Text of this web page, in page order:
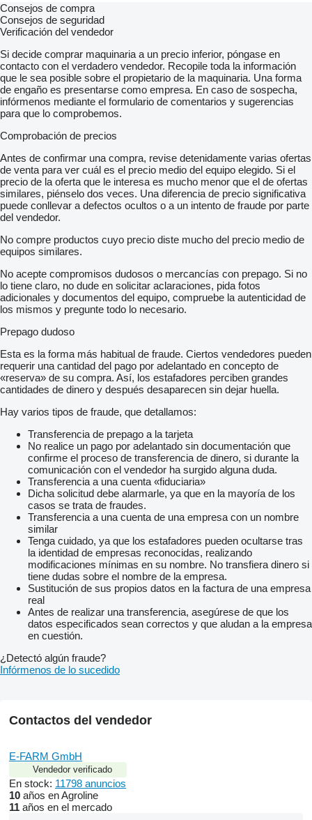
Consejos de compra
Consejos de seguridad
Verificación del vendedor
Si decide comprar maquinaria a un precio inferior, póngase en
contacto con el verdadero vendedor. Recopile toda la información
que le sea posible sobre el propietario de la maquinaria. Una forma
de engaño es presentarse como empresa. En caso de sospecha,
infórmenos mediante el formulario de comentarios y sugerencias
para que lo comprobemos.
Comprobación de precios
Antes de confirmar una compra, revise detenidamente varias ofertas
de venta para ver cuál es el precio medio del equipo elegido. Si el
precio de la oferta que le interesa es mucho menor que el de ofertas
similares, piénselo dos veces. Una diferencia de precio significativa
puede conllevar a defectos ocultos o a un intento de fraude por parte
del vendedor.
No compre productos cuyo precio diste mucho del precio medio de
equipos similares.
No acepte compromisos dudosos o mercancías con prepago. Si no
lo tiene claro, no dude en solicitar aclaraciones, pida fotos
adicionales y documentos del equipo, compruebe la autenticidad de
los mismos y pregunte todo lo necesario.
Prepago dudoso
Esta es la forma más habitual de fraude. Ciertos vendedores pueden
requerir una cantidad del pago por adelantado en concepto de
«reserva» de su compra. Así, los estafadores perciben grandes
cantidades de dinero y después desaparecen sin dejar huella.
Hay varios tipos de fraude, que detallamos:
Transferencia de prepago a la tarjeta
No realice un pago por adelantado sin documentación que
confirme el proceso de transferencia de dinero, si durante la
comunicación con el vendedor ha surgido alguna duda.
Transferencia a una cuenta «fiduciaria»
Dicha solicitud debe alarmarle, ya que en la mayoría de los
casos se trata de fraudes.
Transferencia a una cuenta de una empresa con un nombre
similar
Tenga cuidado, ya que los estafadores pueden ocultarse tras
la identidad de empresas reconocidas, realizando
modificaciones mínimas en su nombre. No transfiera dinero si
tiene dudas sobre el nombre de la empresa.
Sustitución de sus propios datos en la factura de una empresa
real
Antes de realizar una transferencia, asegúrese de que los
datos especificados sean correctos y que aludan a la empresa
en cuestión.
¿Detectó algún fraude?
Infórmenos de lo sucedido
Contactos del vendedor
E-FARM GmbH
Vendedor verificado
En stock: 11798 anuncios
10 años en Agroline
11 años en el mercado